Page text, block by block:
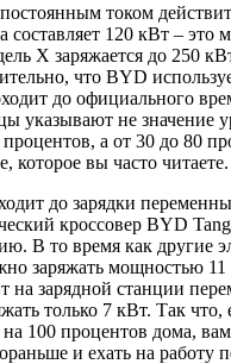
током
составляет 120 кВт – это
X заряжается до 250
что BYD
до официального
указывают не значение
процентов, а от 30 до 80
которое вы часто читаете.
до зарядки
кроссовер BYD
В то время как другие
заряжать мощностью
на зарядной станции
только 7 кВт. Так что,
на 100 процентов дома,
и ехать на работу